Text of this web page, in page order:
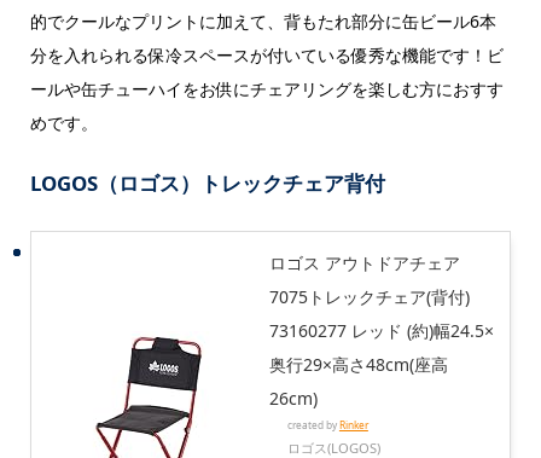
的でクールなプリントに加えて、背もたれ部分に缶ビール6本
分を入れられる保冷スペースが付いている優秀な機能です！ビ
ールや缶チューハイをお供にチェアリングを楽しむ方におすす
めです。
LOGOS（ロゴス）トレックチェア背付
ロゴス アウトドアチェア
7075トレックチェア(背付)
73160277 レッド (約)幅24.5×
奥行29×高さ48cm(座高
26cm)
created byRinker
ロゴス(LOGOS)